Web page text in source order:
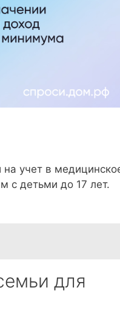
учет в
с детьми до 17 лет.
для